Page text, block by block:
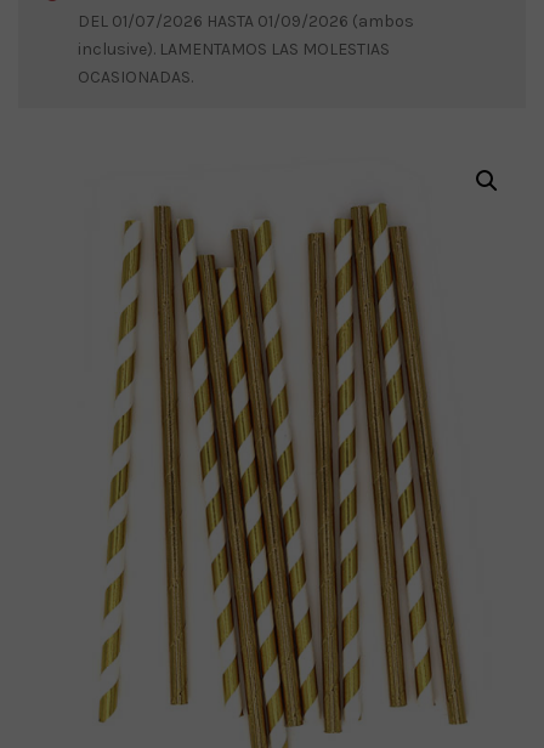
DEL 01/07/2026 HASTA 01/09/2026 (ambos
inclusive). LAMENTAMOS LAS MOLESTIAS
OCASIONADAS.